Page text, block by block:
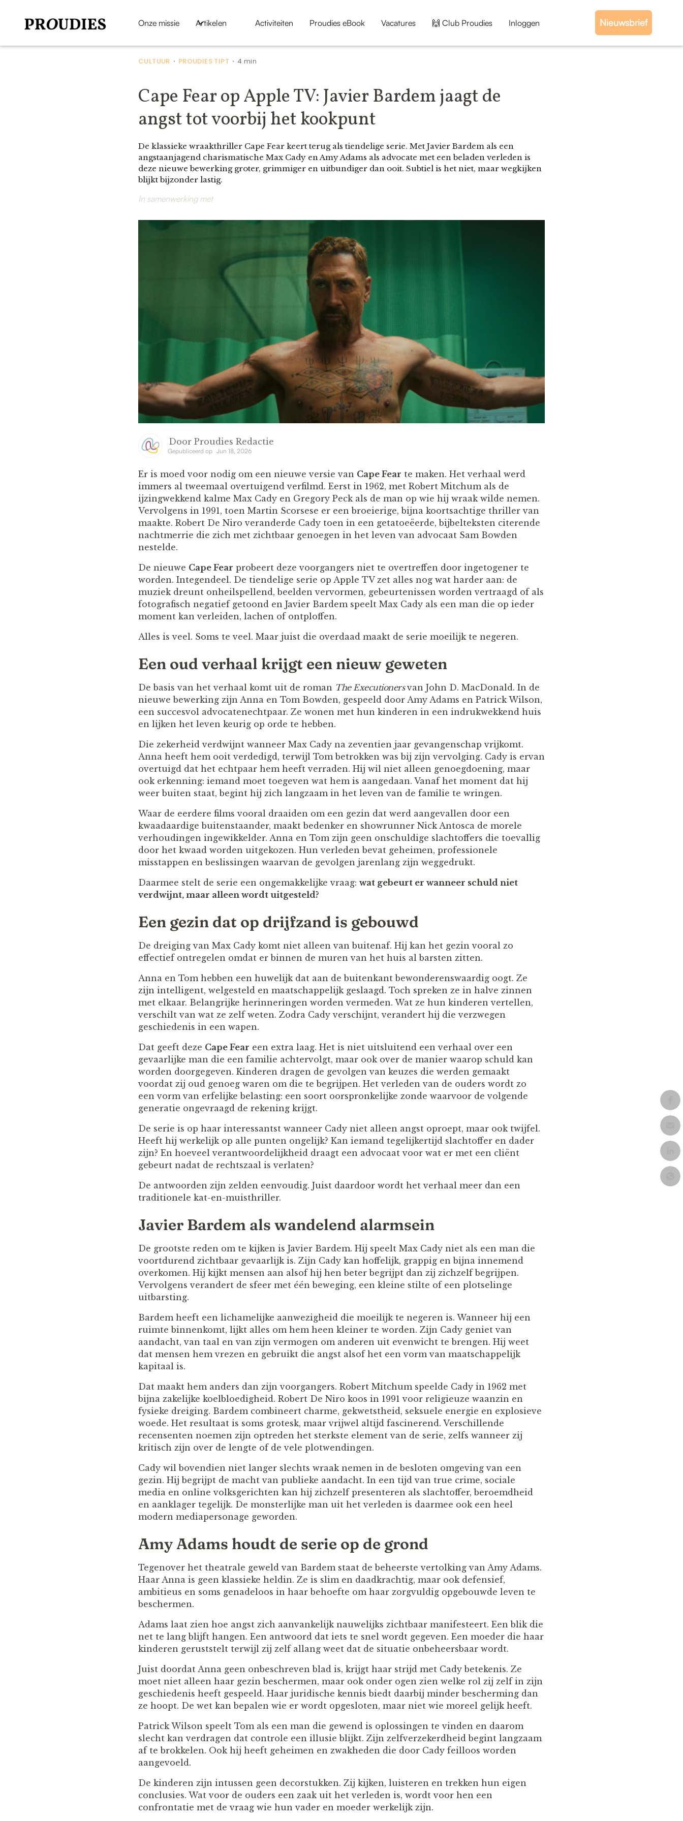
Onze missie Artikelen Activiteiten Proudies eBook Vacatures 🙌 Club Proudies Inloggen Nieuwsbrief
CULTUUR • PROUDIES TIPT • 4 min
Cape Fear op Apple TV: Javier Bardem jaagt de
angst tot voorbij het kookpunt
De klassieke wraakthriller Cape Fear keert terug als tiendelige serie. Met Javier Bardem als een
angstaanjagend charismatische Max Cady en Amy Adams als advocate met een beladen verleden is
deze nieuwe bewerking groter, grimmiger en uitbundiger dan ooit. Subtiel is het niet, maar wegkijken
blijkt bijzonder lastig.
In samenwerking met
Door Proudies Redactie
Gepubliceerd op Jun 18, 2026
Er is moed voor nodig om een nieuwe versie van Cape Fear te maken. Het verhaal werd
immers al tweemaal overtuigend verfilmd. Eerst in 1962, met Robert Mitchum als de
ijzingwekkend kalme Max Cady en Gregory Peck als de man op wie hij wraak wilde nemen.
Vervolgens in 1991, toen Martin Scorsese er een broeierige, bijna koortsachtige thriller van
maakte. Robert De Niro veranderde Cady toen in een getatoeëerde, bijbelteksten citerende
nachtmerrie die zich met zichtbaar genoegen in het leven van advocaat Sam Bowden
nestelde.
De nieuwe Cape Fear probeert deze voorgangers niet te overtreffen door ingetogener te
worden. Integendeel. De tiendelige serie op Apple TV zet alles nog wat harder aan: de
muziek dreunt onheilspellend, beelden vervormen, gebeurtenissen worden vertraagd of als
fotografisch negatief getoond en Javier Bardem speelt Max Cady als een man die op ieder
moment kan verleiden, lachen of ontploffen.
Alles is veel. Soms te veel. Maar juist die overdaad maakt de serie moeilijk te negeren.
Een oud verhaal krijgt een nieuw geweten
De basis van het verhaal komt uit de roman The Executionersvan John D. MacDonald. In de
nieuwe bewerking zijn Anna en Tom Bowden, gespeeld door Amy Adams en Patrick Wilson,
een succesvol advocatenechtpaar. Ze wonen met hun kinderen in een indrukwekkend huis
en lijken het leven keurig op orde te hebben.
Die zekerheid verdwijnt wanneer Max Cady na zeventien jaar gevangenschap vrijkomt.
Anna heeft hem ooit verdedigd, terwijl Tom betrokken was bij zijn vervolging. Cady is ervan
overtuigd dat het echtpaar hem heeft verraden. Hij wil niet alleen genoegdoening, maar
ook erkenning: iemand moet toegeven wat hem is aangedaan. Vanaf het moment dat hij
weer buiten staat, begint hij zich langzaam in het leven van de familie te wringen.
Waar de eerdere films vooral draaiden om een gezin dat werd aangevallen door een
kwaadaardige buitenstaander, maakt bedenker en showrunner Nick Antosca de morele
verhoudingen ingewikkelder. Anna en Tom zijn geen onschuldige slachtoffers die toevallig
door het kwaad worden uitgekozen. Hun verleden bevat geheimen, professionele
misstappen en beslissingen waarvan de gevolgen jarenlang zijn weggedrukt.
Daarmee stelt de serie een ongemakkelijke vraag: wat gebeurt er wanneer schuld niet
verdwijnt, maar alleen wordt uitgesteld?
Een gezin dat op drijfzand is gebouwd
De dreiging van Max Cady komt niet alleen van buitenaf. Hij kan het gezin vooral zo
effectief ontregelen omdat er binnen de muren van het huis al barsten zitten.
Anna en Tom hebben een huwelijk dat aan de buitenkant bewonderenswaardig oogt. Ze
zijn intelligent, welgesteld en maatschappelijk geslaagd. Toch spreken ze in halve zinnen
met elkaar. Belangrijke herinneringen worden vermeden. Wat ze hun kinderen vertellen,
verschilt van wat ze zelf weten. Zodra Cady verschijnt, verandert hij die verzwegen
geschiedenis in een wapen.
Dat geeft deze Cape Fear een extra laag. Het is niet uitsluitend een verhaal over een
gevaarlijke man die een familie achtervolgt, maar ook over de manier waarop schuld kan
worden doorgegeven. Kinderen dragen de gevolgen van keuzes die werden gemaakt
voordat zij oud genoeg waren om die te begrijpen. Het verleden van de ouders wordt zo
een vorm van erfelijke belasting: een soort oorspronkelijke zonde waarvoor de volgende
generatie ongevraagd de rekening krijgt.
De serie is op haar interessantst wanneer Cady niet alleen angst oproept, maar ook twijfel.
Heeft hij werkelijk op alle punten ongelijk? Kan iemand tegelijkertijd slachtoffer en dader
zijn? En hoeveel verantwoordelijkheid draagt een advocaat voor wat er met een cliënt
gebeurt nadat de rechtszaal is verlaten?
De antwoorden zijn zelden eenvoudig. Juist daardoor wordt het verhaal meer dan een
traditionele kat-en-muisthriller.
Javier Bardem als wandelend alarmsein
De grootste reden om te kijken is Javier Bardem. Hij speelt Max Cady niet als een man die
voortdurend zichtbaar gevaarlijk is. Zijn Cady kan hoffelijk, grappig en bijna innemend
overkomen. Hij kijkt mensen aan alsof hij hen beter begrijpt dan zij zichzelf begrijpen.
Vervolgens verandert de sfeer met één beweging, een kleine stilte of een plotselinge
uitbarsting.
Bardem heeft een lichamelijke aanwezigheid die moeilijk te negeren is. Wanneer hij een
ruimte binnenkomt, lijkt alles om hem heen kleiner te worden. Zijn Cady geniet van
aandacht, van taal en van zijn vermogen om anderen uit evenwicht te brengen. Hij weet
dat mensen hem vrezen en gebruikt die angst alsof het een vorm van maatschappelijk
kapitaal is.
Dat maakt hem anders dan zijn voorgangers. Robert Mitchum speelde Cady in 1962 met
bijna zakelijke koelbloedigheid. Robert De Niro koos in 1991 voor religieuze waanzin en
fysieke dreiging. Bardem combineert charme, gekwetstheid, seksuele energie en explosieve
woede. Het resultaat is soms grotesk, maar vrijwel altijd fascinerend. Verschillende
recensenten noemen zijn optreden het sterkste element van de serie, zelfs wanneer zij
kritisch zijn over de lengte of de vele plotwendingen.
Cady wil bovendien niet langer slechts wraak nemen in de besloten omgeving van een
gezin. Hij begrijpt de macht van publieke aandacht. In een tijd van true crime, sociale
media en online volksgerichten kan hij zichzelf presenteren als slachtoffer, beroemdheid
en aanklager tegelijk. De monsterlijke man uit het verleden is daarmee ook een heel
modern mediapersonage geworden.
Amy Adams houdt de serie op de grond
Tegenover het theatrale geweld van Bardem staat de beheerste vertolking van Amy Adams.
Haar Anna is geen klassieke heldin. Ze is slim en daadkrachtig, maar ook defensief,
ambitieus en soms genadeloos in haar behoefte om haar zorgvuldig opgebouwde leven te
beschermen.
Adams laat zien hoe angst zich aanvankelijk nauwelijks zichtbaar manifesteert. Een blik die
net te lang blijft hangen. Een antwoord dat iets te snel wordt gegeven. Een moeder die haar
kinderen geruststelt terwijl zij zelf allang weet dat de situatie onbeheersbaar wordt.
Juist doordat Anna geen onbeschreven blad is, krijgt haar strijd met Cady betekenis. Ze
moet niet alleen haar gezin beschermen, maar ook onder ogen zien welke rol zij zelf in zijn
geschiedenis heeft gespeeld. Haar juridische kennis biedt daarbij minder bescherming dan
ze hoopt. De wet kan bepalen wie er wordt opgesloten, maar niet wie moreel gelijk heeft.
Patrick Wilson speelt Tom als een man die gewend is oplossingen te vinden en daarom
slecht kan verdragen dat controle een illusie blijkt. Zijn zelfverzekerdheid begint langzaam
af te brokkelen. Ook hij heeft geheimen en zwakheden die door Cady feilloos worden
aangevoeld.
De kinderen zijn intussen geen decorstukken. Zij kijken, luisteren en trekken hun eigen
conclusies. Wat voor de ouders een zaak uit het verleden is, wordt voor hen een
confrontatie met de vraag wie hun vader en moeder werkelijk zijn.